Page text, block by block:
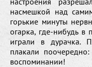
насмешкой над
горькие минуты
огарка, где-нибудь
играли в дурачка.
плакали
воспоминании!